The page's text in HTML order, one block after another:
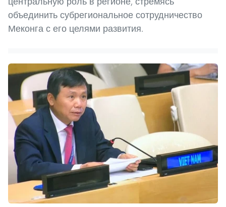
объединить субрегиональное сотрудничество
Меконга с его целями развития.